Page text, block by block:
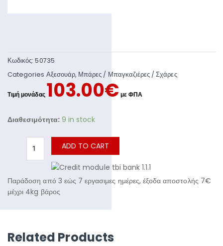
Κωδικός:50735
Categories Αξεσουάρ, Μπάρες / Μπαγκαζιέρες / Σχάρες
103.00€
Διαθεσιμότητα: 9 in stock
ADD TO CART
Παράδοση από 3 εώς 7 εργασιμες ημέρες, έξοδα αποστολής 7€
μέχρι 4kg βάρος
Related Products